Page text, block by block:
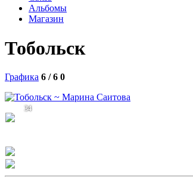
Альбомы
Магазин
Тобольск
Графика 6 / 6 0
34